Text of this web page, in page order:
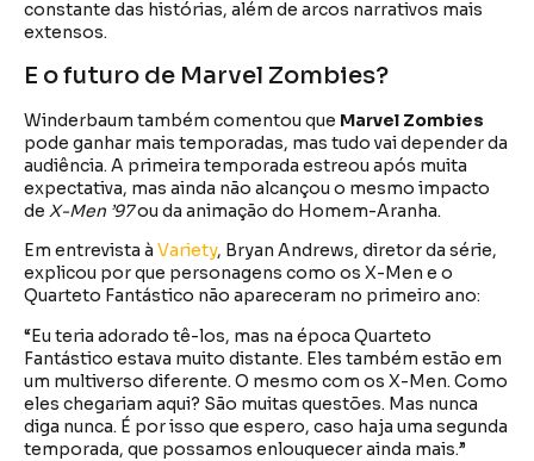
constante das histórias, além de arcos narrativos mais
extensos.
E o futuro de Marvel Zombies?
Winderbaum também comentou que Marvel Zombies
pode ganhar mais temporadas, mas tudo vai depender da
audiência. A primeira temporada estreou após muita
expectativa, mas ainda não alcançou o mesmo impacto
de X-Men ’97ou da animação do Homem-Aranha.
Em entrevista à Variety, Bryan Andrews, diretor da série,
explicou por que personagens como os X-Men e o
Quarteto Fantástico não apareceram no primeiro ano:
“Eu teria adorado tê-los, mas na época Quarteto
Fantástico estava muito distante. Eles também estão em
um multiverso diferente. O mesmo com os X-Men. Como
eles chegariam aqui? São muitas questões. Mas nunca
diga nunca. É por isso que espero, caso haja uma segunda
temporada, que possamos enlouquecer ainda mais.”